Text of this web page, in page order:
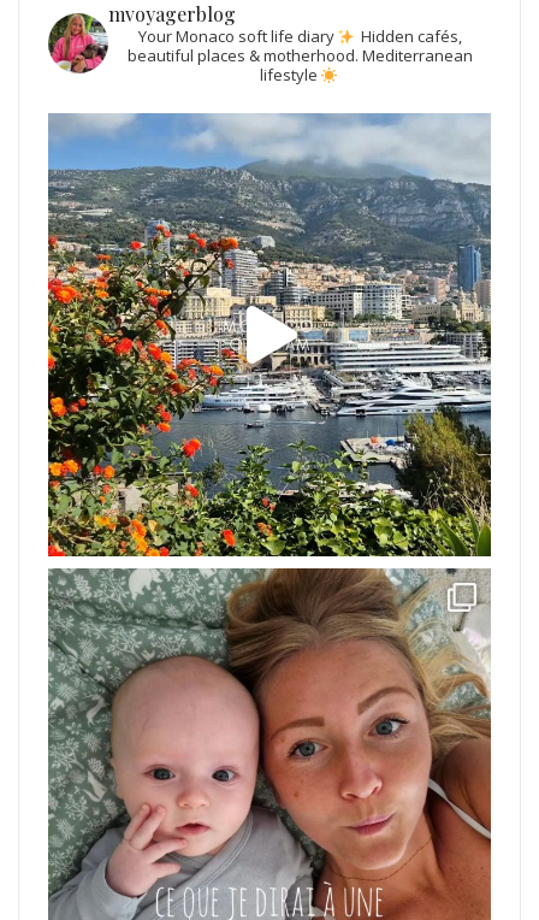
mvoyagerblog
Your Monaco soft life diary
Hidden cafés,
beautiful places & motherhood. Mediterranean
lifestyle